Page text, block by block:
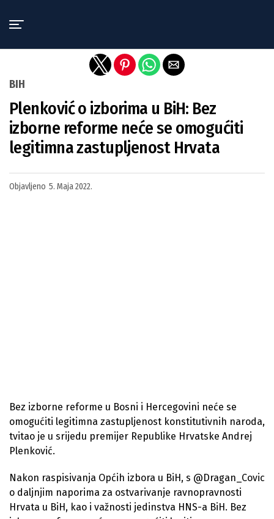
BIH
Plenković o izborima u BiH: Bez
izborne reforme neće se omogućiti
legitimna zastupljenost Hrvata
Objavljeno 5. Maja 2022.
Bez izborne reforme u Bosni i Hercegovini neće se
omogućiti legitimna zastupljenost konstitutivnih naroda,
tvitao je u srijedu premijer Republike Hrvatske Andrej
Plenković.
Nakon raspisivanja Općih izbora u BiH, s @Dragan_Covic
o daljnjim naporima za ostvarivanje ravnopravnosti
Hrvata u BiH, kao i važnosti jedinstva HNS-a BiH. Bez